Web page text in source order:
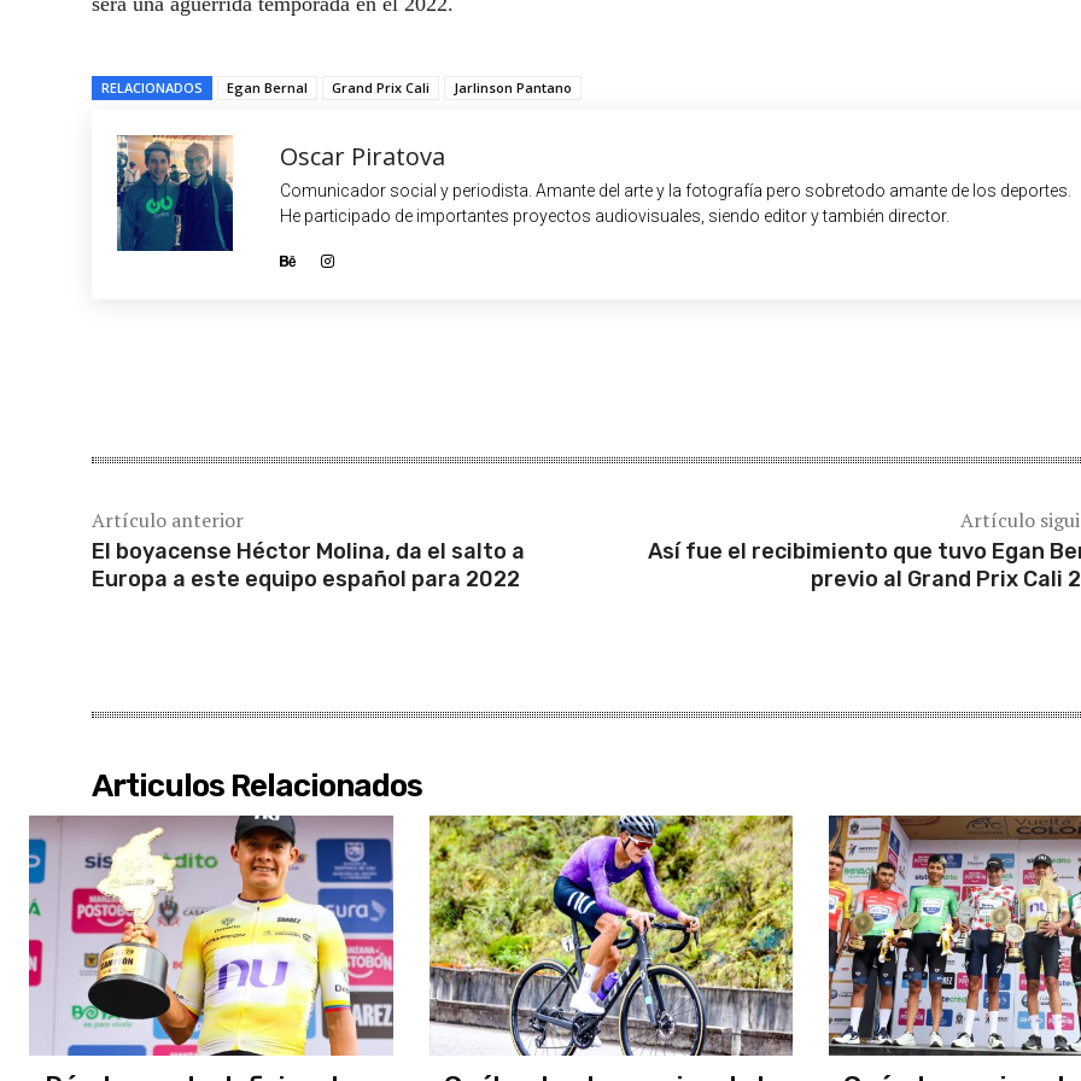
RELACIONADOS Egan Bernal Grand Prix Cali Jarlinson Pantano
Oscar Piratova
Comunicador social y periodista. Amante del arte y la fotografía pero sobretodo amante de los deportes.
He participado de importantes proyectos audiovisuales, siendo editor y también director.
Artículo anterior
El boyacense Héctor Molina, da el salto a
Europa a este equipo español para 2022
Artículo
Así fue el recibimiento que tuvo Egan
previo al Grand Prix Cali
Articulos Relacionados